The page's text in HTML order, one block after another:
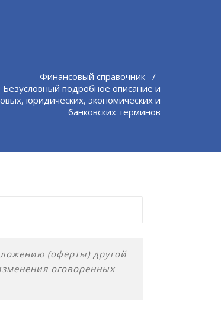
Финансовый справочник /
подробное описание и
юридических, экономических и
банковских терминов
(оферты) другой
оговоренных